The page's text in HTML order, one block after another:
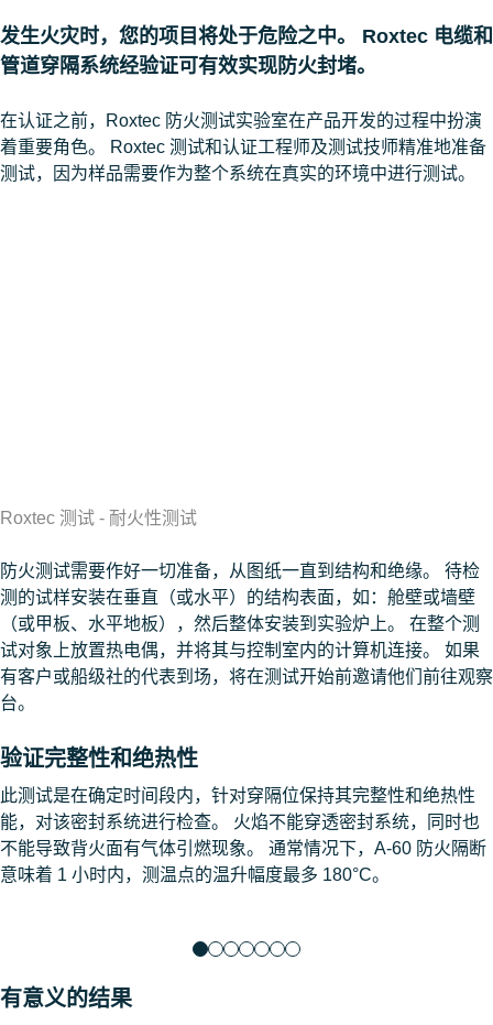
发生火灾时，您的项目将处于危险之中。 Roxtec 电缆和
管道穿隔系统经验证可有效实现防火封堵。
在认证之前，Roxtec 防火测试实验室在产品开发的过程中扮演
着重要角色。 Roxtec 测试和认证工程师及测试技师精准地准备
测试，因为样品需要作为整个系统在真实的环境中进行测试。
Roxtec 测试 - 耐火性测试
防火测试需要作好一切准备，从图纸一直到结构和绝缘。 待检
测的试样安装在垂直（或水平）的结构表面，如：舱壁或墙壁
（或甲板、水平地板），然后整体安装到实验炉上。 在整个测
试对象上放置热电偶，并将其与控制室内的计算机连接。 如果
有客户或船级社的代表到场，将在测试开始前邀请他们前往观察
台。
验证完整性和绝热性
此测试是在确定时间段内，针对穿隔位保持其完整性和绝热性
能，对该密封系统进行检查。 火焰不能穿透密封系统，同时也
不能导致背火面有气体引燃现象。 通常情况下，A-60 防火隔断
意味着 1 小时内，测温点的温升幅度最多 180°C。
有意义的结果